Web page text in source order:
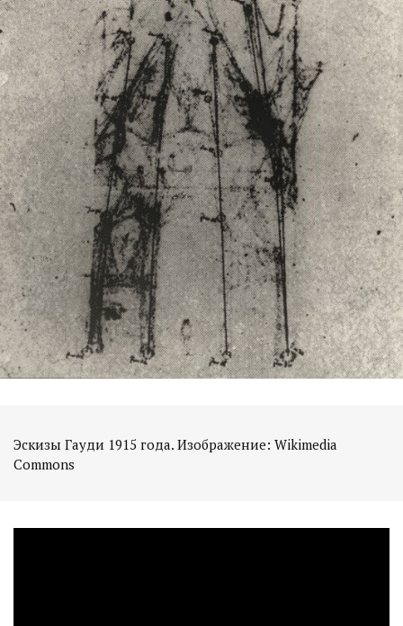
Эскизы Гауди 1915 года. Изображение: Wikimedia
Commons